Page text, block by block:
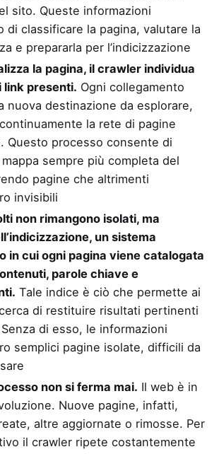
sito. Queste informazioni
di classificare la pagina, valutare la
e prepararla per l’indicizzazione
la pagina, il crawler individua
link presenti. Ogni collegamento
nuova destinazione da esplorare,
la rete di pagine
Questo processo consente di
sempre più completa del
pagine che altrimenti
invisibili
non rimangono isolati, ma
un sistema
in cui ogni pagina viene catalogata
parole chiave e
Tale indice è ciò che permette ai
di restituire risultati pertinenti
di esso, le informazioni
semplici pagine isolate, difficili da
non si ferma mai. Il web è in
Nuove pagine, infatti,
altre aggiornate o rimosse. Per
il crawler ripete costantemente